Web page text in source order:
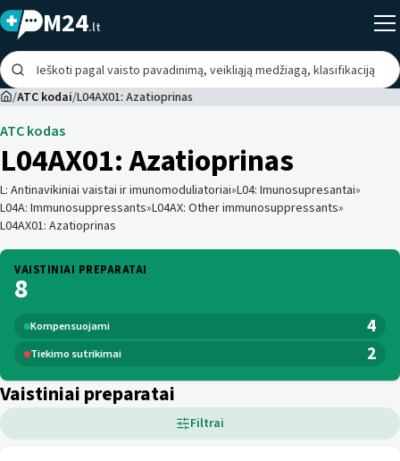
M24.lt
/ATC kodai/L04AX01: Azatioprinas
ATC kodas
L04AX01:Azatioprinas
L: Antinavikiniai vaistai ir imunomoduliatoriai»L04: Imunosupresantai»
L04A: Immunosuppressants»L04AX: Other immunosuppressants»
L04AX01: Azatioprinas
VAISTINIAI PREPARATAI
8
Kompensuojami 4
Tiekimo sutrikimai 2
Vaistiniai preparatai
Filtrai